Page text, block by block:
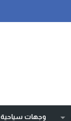
وجهات سياحية